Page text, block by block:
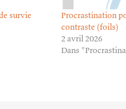
survie
Procrastination
contraste (foils)
2 avril 2026
Dans